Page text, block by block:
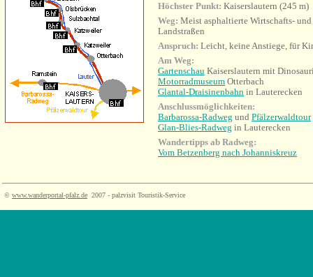
Höchster Punkt: Kaiserslautern (245 m)
Weg: Meist asphaltierte Wirtschafts-
Landstraßen
Anspruch: Leicht, keine Anstiege, für
Am Weg:
Gartenschau Kaiserslautern mit
Motorradmuseum Otterbach
Glantal-Draisinenbahn in Lauterecken
Anschlussmöglichkeiten:
Barbarossa-Radweg und Pfälzerwaldtour
Glan-Blies-Radweg in Lauterecken
Wandertipps ab Radweg:
Vom Betzenberg nach Johanniskreuz
© www.wanderportal-pfalz.de 2007 - palzvisit Touristik-Service